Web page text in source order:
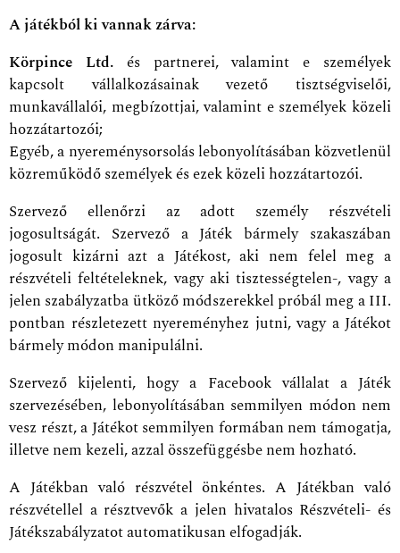
A játékból ki vannak zárva:
Körpince Ltd. és partnerei, valamint e személyek
kapcsolt vállalkozásainak vezető tisztségviselői,
munkavállalói, megbízottjai, valamint e személyek közeli
hozzátartozói;
Egyéb, a nyereménysorsolás lebonyolításában közvetlenül
közreműködő személyek és ezek közeli hozzátartozói.
Szervező ellenőrzi az adott személy részvételi
jogosultságát. Szervező a Játék bármely szakaszában
jogosult kizárni azt a Játékost, aki nem felel meg a
részvételi feltételeknek, vagy aki tisztességtelen-, vagy a
jelen szabályzatba ütköző módszerekkel próbál meg a III.
pontban részletezett nyereményhez jutni, vagy a Játékot
bármely módon manipulálni.
Szervező kijelenti, hogy a Facebook vállalat a Játék
szervezésében, lebonyolításában semmilyen módon nem
vesz részt, a Játékot semmilyen formában nem támogatja,
illetve nem kezeli, azzal összefüggésbe nem hozható.
A Játékban való részvétel önkéntes. A Játékban való
részvétellel a résztvevők a jelen hivatalos Részvételi- és
Játékszabályzatot automatikusan elfogadják.